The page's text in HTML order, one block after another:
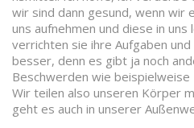
wir sind dann gesund, wenn wir
uns aufnehmen und diese in uns
verrichten sie ihre Aufgaben
besser, denn es gibt ja noch
Beschwerden wie beispielweise
Wir teilen also unseren Körper
geht es auch in unserer